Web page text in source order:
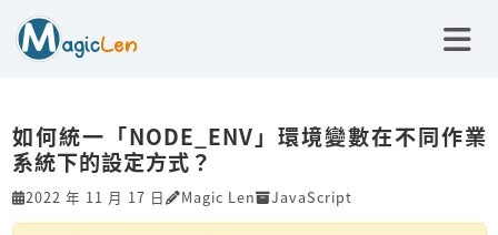
如何統一「NODE_ENV」環境變數在不同作業
系統下的設定方式？
2022 年 11 月 17 日 Magic Len JavaScript